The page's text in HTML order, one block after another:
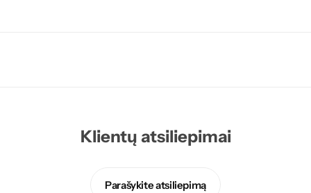
Klientų atsiliepimai
Parašykite atsiliepimą